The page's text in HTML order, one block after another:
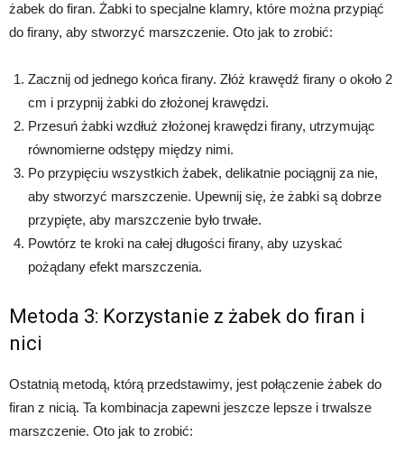
żabek do firan. Żabki to specjalne klamry, które można przypiąć
do firany, aby stworzyć marszczenie. Oto jak to zrobić:
Zacznij od jednego końca firany. Złóż krawędź firany o około 2
cm i przypnij żabki do złożonej krawędzi.
Przesuń żabki wzdłuż złożonej krawędzi firany, utrzymując
równomierne odstępy między nimi.
Po przypięciu wszystkich żabek, delikatnie pociągnij za nie,
aby stworzyć marszczenie. Upewnij się, że żabki są dobrze
przypięte, aby marszczenie było trwałe.
Powtórz te kroki na całej długości firany, aby uzyskać
pożądany efekt marszczenia.
Metoda 3: Korzystanie z żabek do firan i
nici
Ostatnią metodą, którą przedstawimy, jest połączenie żabek do
firan z nicią. Ta kombinacja zapewni jeszcze lepsze i trwalsze
marszczenie. Oto jak to zrobić: